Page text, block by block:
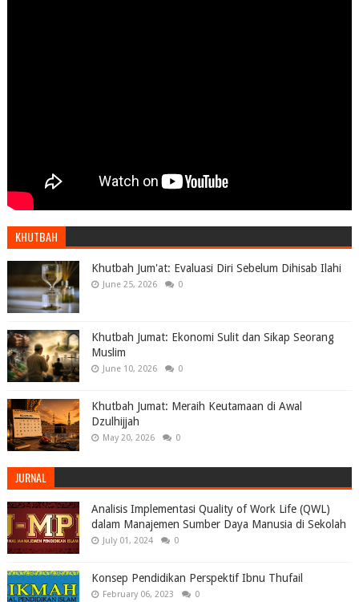
KHUTBAH
Khutbah Jum'at: Evaluasi Diri Sebelum Dihisab Ilahi
June 25, 2026 0
Khutbah Jumat: Ekonomi Sulit dan Sikap Seorang
Muslim
June 10, 2026 0
Khutbah Jumat: Meraih Keutamaan di Awal
Dzulhijjah
May 20, 2026 0
JURNAL
Analisis Implementasi Quality of Work Life (QWL)
dalam Manajemen Sumber Daya Manusia di Sekolah
July 01, 2024 0
Konsep Pendidikan Perspektif Ibnu Thufail
February 06, 2023 0